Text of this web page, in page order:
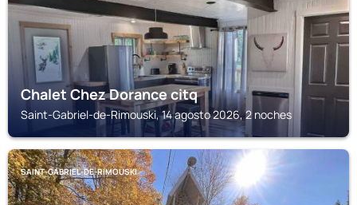
Chalet Chez Dorance citq
Saint-Gabriel-de-Rimouski, 14 agosto 2026, 2 noches
SAINT-GABRIEL-DE-RIMOUSKI